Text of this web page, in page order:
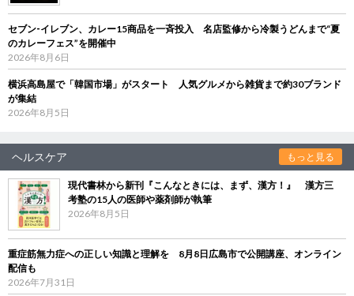
セブン‐イレブン、カレー15商品を一斉投入 名店監修から冷製うどんまで“夏
のカレーフェス”を開催中
2026年8月6日
横浜高島屋で「韓国市場」がスタート 人気グルメから雑貨まで約30ブランド
が集結
2026年8月5日
ヘルスケア もっと見る
現代書林から新刊『こんなときには、まず、漢方！』 漢方三
考塾の15人の医師や薬剤師が執筆
2026年8月5日
重症筋無力症への正しい知識と理解を 8月8日広島市で公開講座、オンライン
配信も
2026年7月31日